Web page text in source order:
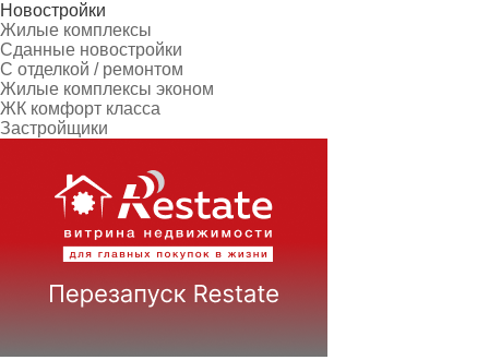
Новостройки
Жилые комплексы
Сданные новостройки
С отделкой / ремонтом
Жилые комплексы эконом
ЖК комфорт класса
Застройщики